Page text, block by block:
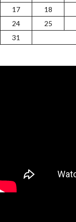
17
18
24
25
31